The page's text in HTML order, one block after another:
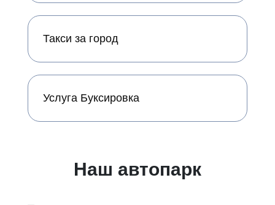
Такси за город
Услуга Буксировка
Наш автопарк